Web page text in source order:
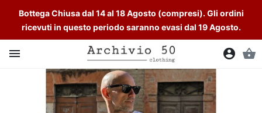
Bottega Chiusa dal 14 al 18 Agosto (compresi). Gli ordini
ricevuti in questo periodo saranno evasi dal 19 Agosto.
 account_circle shopping_basket